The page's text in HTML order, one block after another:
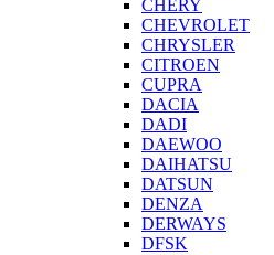
CHERY
CHEVROLET
CHRYSLER
CITROEN
CUPRA
DACIA
DADI
DAEWOO
DAIHATSU
DATSUN
DENZA
DERWAYS
DFSK